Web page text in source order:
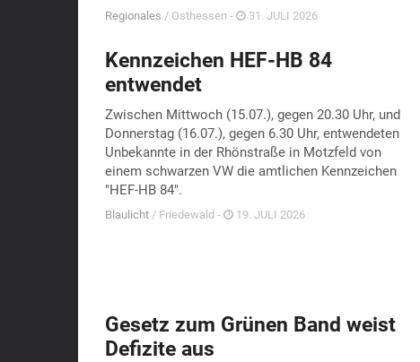
Regionales / Osthessen - 31. JULI 2026
Kennzeichen HEF-HB 84
entwendet
Zwischen Mittwoch (15.07.), gegen 20.30 Uhr, und
Donnerstag (16.07.), gegen 6.30 Uhr, entwendeten
Unbekannte in der Rhönstraße in Motzfeld von
einem schwarzen VW die amtlichen Kennzeichen
"HEF-HB 84".
Blaulicht / Friedewald - 19. JULI 2026
Gesetz zum Grünen Band weist
Defizite aus